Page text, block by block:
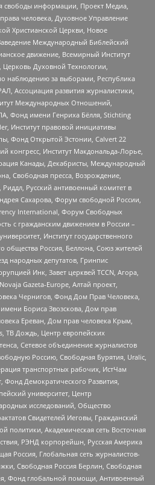
информации, Проект Медиа,
человека, Духовное Управление
Христианской Церкви, Новое
Международный Библейский
движение, Всемирный Институт
Духовной Технологии,
наблюдению за выборами, Республика
Ассоциация развития журналистики,
Международных Отношений,
Фонд имени Генриха Бёлля, Stichting
Институт правовой инициативы
Фонд Открытой Эстонии, Calvert 22
конгресс, Институт Макдональда-Лорье,
Канады, Декабристы, Международный
Свободная пресса, Возрождение,
Русский антивоенный комитет в
Сахарова, Форум свободной России,
International, Форум Свободных
с гражданским движением в России –
Институт государственного
общества Россия, Беллона, Союз жителей
народных депутатов, Гринпис
Инк, Завет церквей TCCN, Агора,
Gazeta-Europe, Алтай проект,
Чернигов, Фонд Дом Прав Человека,
Бориса Звозскова, Дом прав
Ереван, Дом прав человека Крым,
ТВ Дождь, Центр европейских
Сетевое объединение журналистов
Россию, Свободная Бурятия, Uralic,
транспортных рабочих, ИстЧам
Фонд Демократического Развития,
университет, Центр
исследований, Общество
Свидетелей Иеговы, Гражданский
политики, Академическая сеть Восточная
РЭНД корпорейшн, Русская Америка
Россия, Глобальная сеть журналистов-
Свободная Россия Берлин, Свободная
Фонд глобальной помощи, Антивоенный